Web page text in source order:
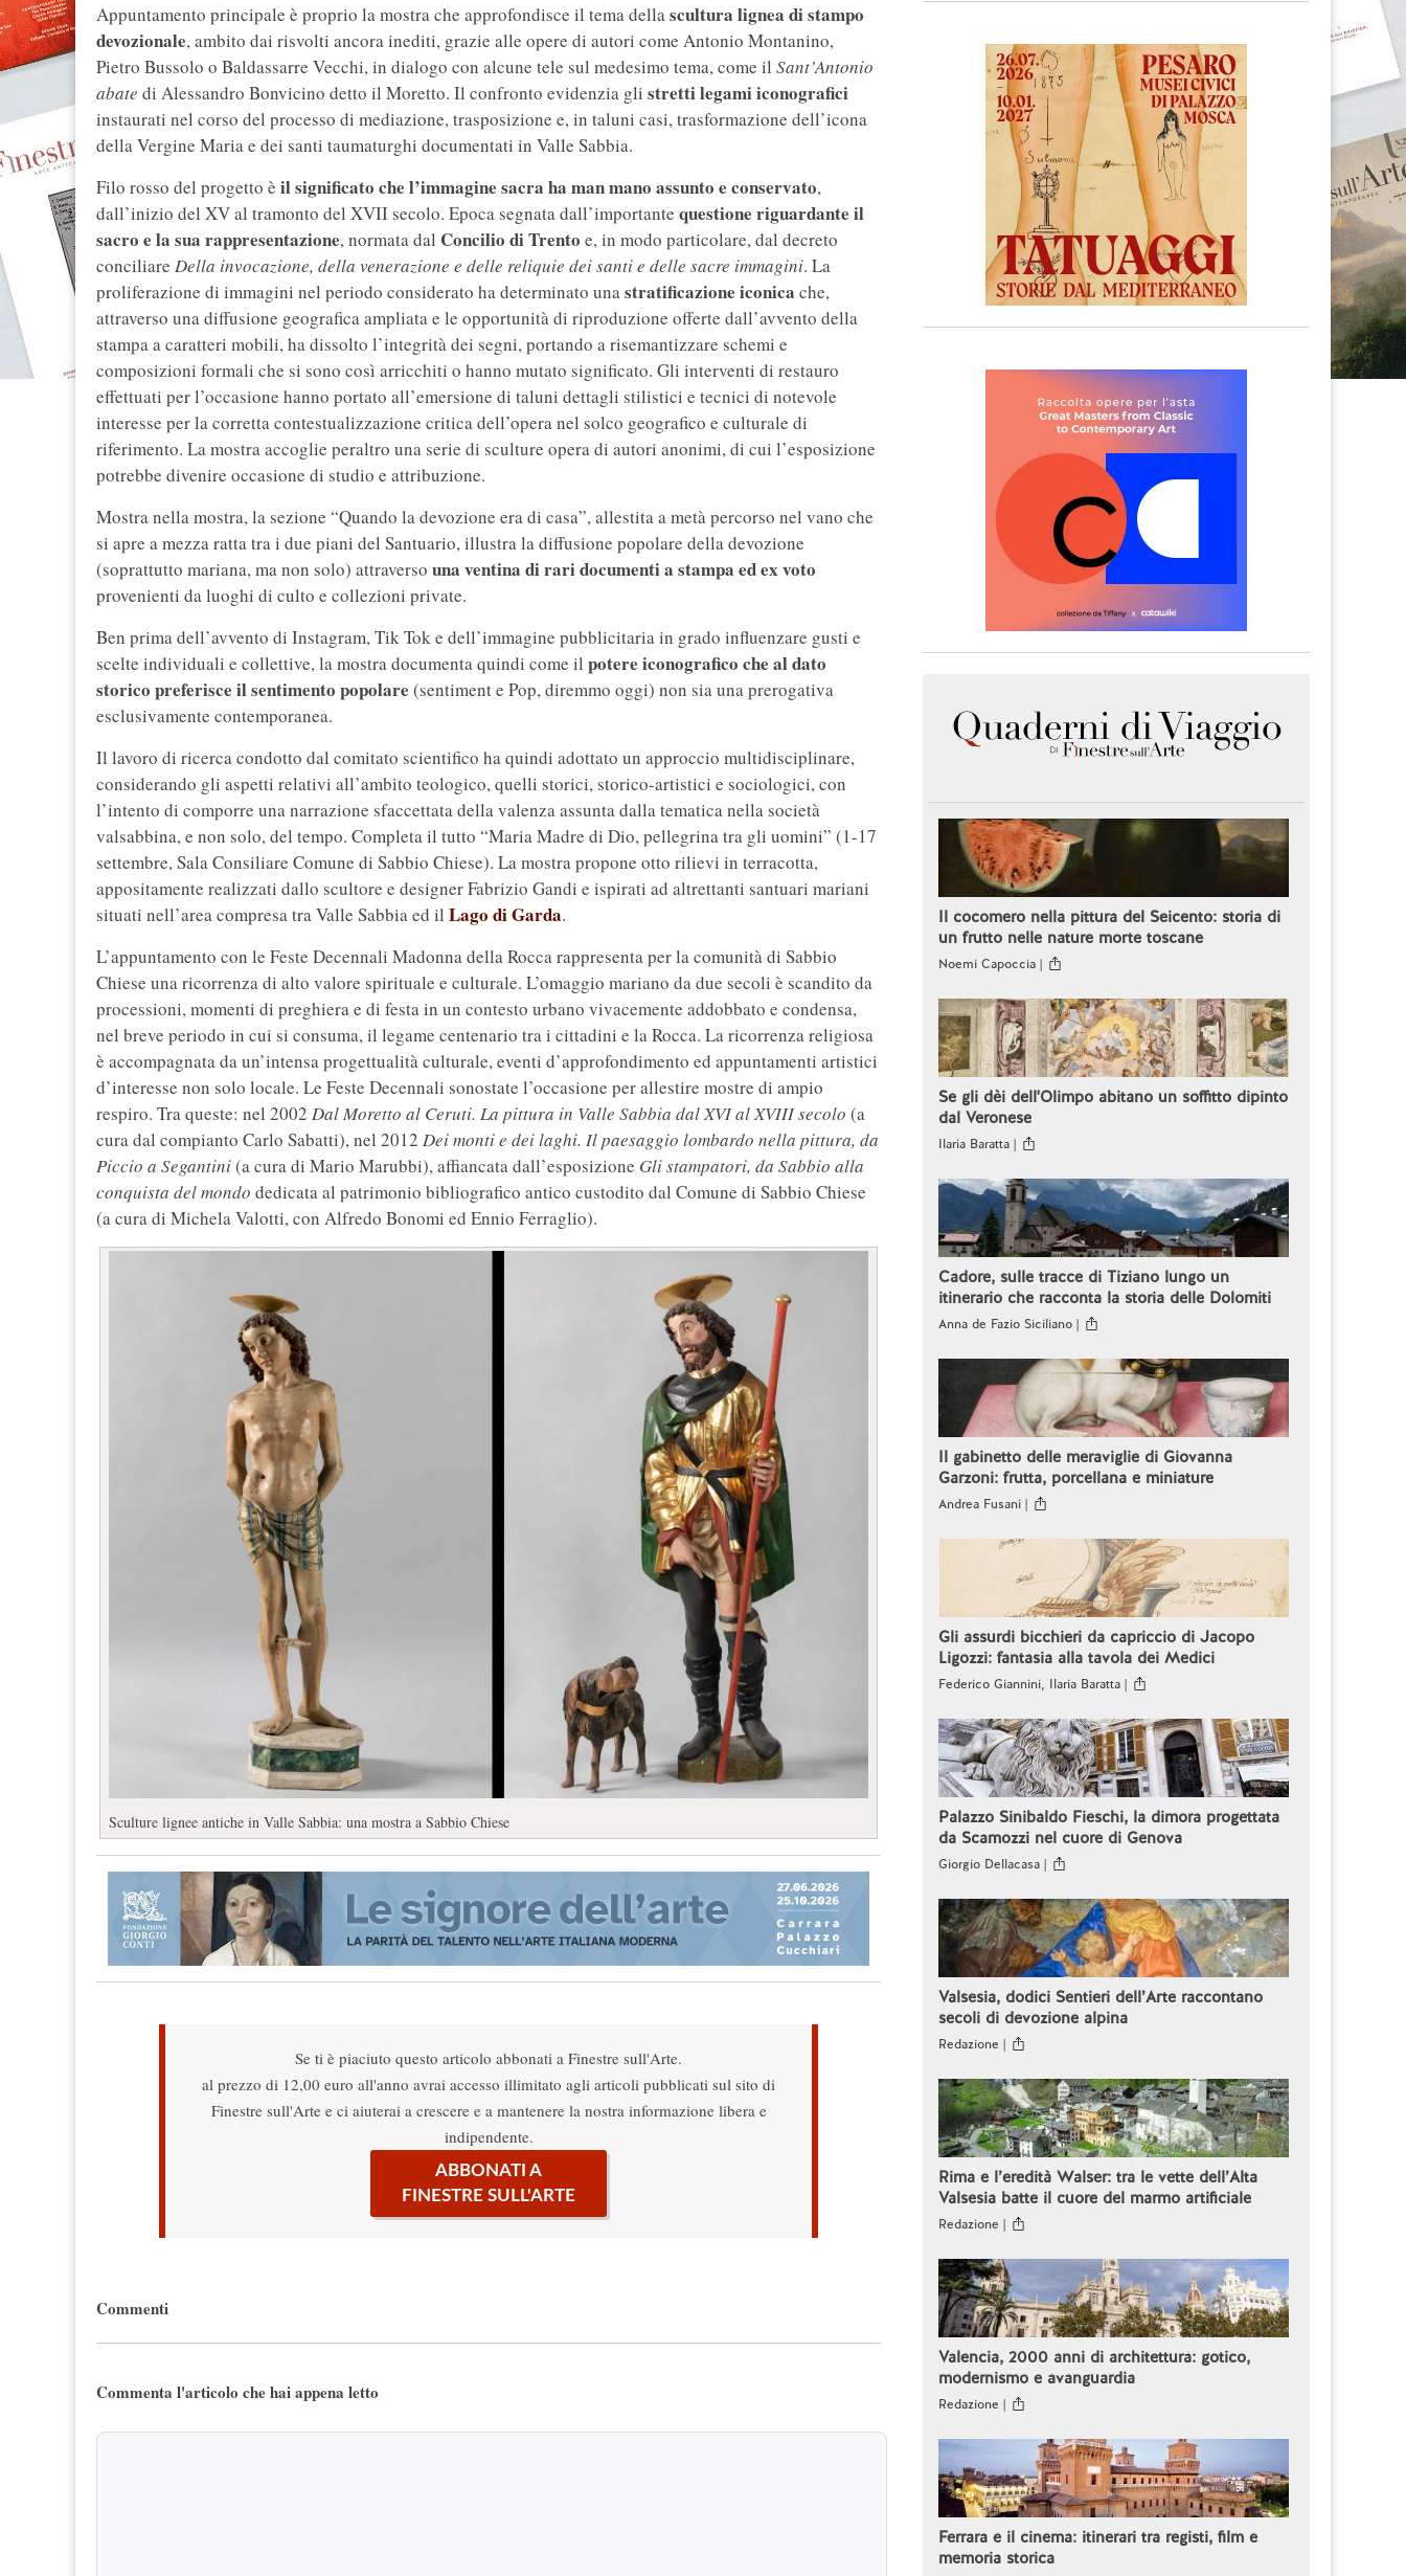
Appuntamento principale è proprio la mostra che approfondisce il tema dellascultura lignea di stampo
devozionale, ambito dai risvolti ancora inediti, grazie alle opere di autori come Antonio Montanino,
Pietro Bussolo o Baldassarre Vecchi, in dialogo con alcune tele sul medesimo tema, come il Sant’Antonio
abate di Alessandro Bonvicino detto il Moretto. Il confronto evidenzia gli stretti legami iconografici
instaurati nel corso del processo di mediazione, trasposizione e, in taluni casi, trasformazione dell’icona
della Vergine Maria e dei santi taumaturghi documentati in Valle Sabbia.
Filo rosso del progetto è il significato che l’immagine sacra ha man mano assunto e conservato,
dall’inizio del XV al tramonto del XVII secolo. Epoca segnata dall’importante questione riguardante il
sacro e la sua rappresentazione, normata dal Concilio di Trento e, in modo particolare, dal decreto
conciliare Della invocazione, della venerazione e delle reliquie dei santi e delle sacre immagini. La
proliferazione di immagini nel periodo considerato ha determinato unastratificazione iconica che,
attraverso una diffusione geografica ampliata e le opportunità di riproduzione offerte dall’avvento della
stampa a caratteri mobili, ha dissolto l’integrità dei segni, portando a risemantizzare schemi e
composizioni formali che si sono così arricchiti o hanno mutato significato. Gli interventi di restauro
effettuati per l’occasione hanno portato all’emersione di taluni dettagli stilistici e tecnici di notevole
interesse per la corretta contestualizzazione critica dell’opera nel solco geografico e culturale di
riferimento. La mostra accoglie peraltro una serie di sculture opera di autori anonimi, di cui l’esposizione
potrebbe divenire occasione di studio e attribuzione.
Mostra nella mostra, la sezione “Quando la devozione era di casa”, allestita a metà percorso nel vano che
si apre a mezza ratta tra i due piani del Santuario, illustra la diffusione popolare della devozione
(soprattutto mariana, ma non solo) attraverso una ventina di rari documenti a stampa ed ex voto
provenienti da luoghi di culto e collezioni private.
Ben prima dell’avvento di Instagram, Tik Tok e dell’immagine pubblicitaria in grado influenzare gusti e
scelte individuali e collettive, la mostra documenta quindi come il potere iconografico che al dato
storico preferisce il sentimento popolare (sentiment e Pop, diremmo oggi) non sia una prerogativa
esclusivamente contemporanea.
Il lavoro di ricerca condotto dal comitato scientifico ha quindi adottato un approccio multidisciplinare,
considerando gli aspetti relativi all’ambito teologico, quelli storici, storico-artistici e sociologici, con
l’intento di comporre una narrazione sfaccettata della valenza assunta dalla tematica nella società
valsabbina, e non solo, del tempo. Completa il tutto “Maria Madre di Dio, pellegrina tra gli uomini” (1-17
settembre, Sala Consiliare Comune di Sabbio Chiese). La mostra propone otto rilievi in terracotta,
appositamente realizzati dallo scultore e designer Fabrizio Gandi e ispirati ad altrettanti santuari mariani
situati nell’area compresa tra Valle Sabbia ed il Lago di Garda.
L’appuntamento con le Feste Decennali Madonna della Rocca rappresenta per la comunità di Sabbio
Chiese una ricorrenza di alto valore spirituale e culturale. L’omaggio mariano da due secoli è scandito da
processioni, momenti di preghiera e di festa in un contesto urbano vivacemente addobbato e condensa,
nel breve periodo in cui si consuma, il legame centenario tra i cittadini e la Rocca. La ricorrenza religiosa
è accompagnata da un’intensa progettualità culturale, eventi d’approfondimento ed appuntamenti artistici
d’interesse non solo locale. Le Feste Decennali sonostate l’occasione per allestire mostre di ampio
respiro. Tra queste: nel 2002 Dal Moretto al Ceruti. La pittura in Valle Sabbia dal XVI al XVIII secolo (a
cura dal compianto Carlo Sabatti), nel 2012 Dei monti e dei laghi. Il paesaggio lombardo nella pittura, da
Piccio a Segantini(a cura di Mario Marubbi), affiancata dall’esposizione Gli stampatori, da Sabbio alla
conquista del mondo dedicata al patrimonio bibliografico antico custodito dal Comune di Sabbio Chiese
(a cura di Michela Valotti, con Alfredo Bonomi ed Ennio Ferraglio).
Sculture lignee antiche in Valle Sabbia: una mostra a Sabbio Chiese
Se ti è piaciuto questo articolo abbonati a Finestre sull'Arte.
al prezzo di 12,00 euro all'anno avrai accesso illimitato agli articoli pubblicati sul sito di
Finestre sull'Arte e ci aiuterai a crescere e a mantenere la nostra informazione libera e
indipendente.
ABBONATI A
FINESTRE SULL'ARTE
Commenti
Commenta l'articolo che hai appena letto
Il cocomero nella pittura del Seicento: storia di
un frutto nelle nature morte toscane
Noemi Capoccia |
Se gli dèi dell'Olimpo abitano un soffitto dipinto
dal Veronese
Ilaria Baratta |
Cadore, sulle tracce di Tiziano lungo un
itinerario che racconta la storia delle Dolomiti
Anna de Fazio Siciliano |
Il gabinetto delle meraviglie di Giovanna
Garzoni: frutta, porcellana e miniature
Andrea Fusani |
Gli assurdi bicchieri da capriccio di Jacopo
Ligozzi: fantasia alla tavola dei Medici
Federico Giannini, Ilaria Baratta |
Palazzo Sinibaldo Fieschi, la dimora progettata
da Scamozzi nel cuore di Genova
Giorgio Dellacasa |
Valsesia, dodici Sentieri dell’Arte raccontano
secoli di devozione alpina
Redazione |
Rima e l’eredità Walser: tra le vette dell’Alta
Valsesia batte il cuore del marmo artificiale
Redazione |
Valencia, 2000 anni di architettura: gotico,
modernismo e avanguardia
Redazione |
Ferrara e il cinema: itinerari tra registi, film e
memoria storica